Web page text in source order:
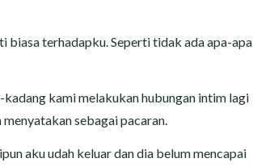
biasa terhadapku. Seperti tidak ada apa-apa
kadang kami melakukan hubungan intim lagi
sebagai pacaran.
aku udah keluar dan dia belum mencapai